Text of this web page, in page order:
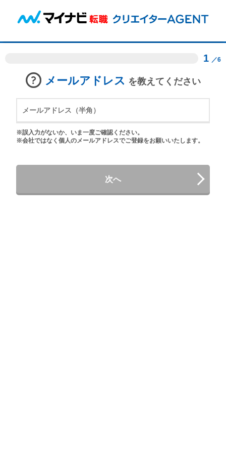
1 ／6
メールアドレス を教えてください
※誤入力がないか、いま一度ご確認ください。
※会社ではなく個人のメールアドレスでご登録をお願いいたします。
次へ